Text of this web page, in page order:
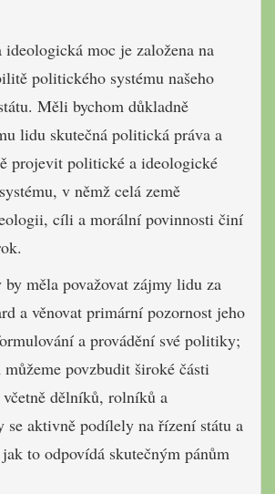
moc je založena na
politického systému našeho
Měli bychom důkladně
lidu skutečná politická práva a
projevit politické a ideologické
v němž celá země
cíli a morální povinnosti činí
měla považovat zájmy lidu za
a věnovat primární pozornost jeho
a provádění své politiky;
povzbudit široké části
dělníků, rolníků a
se aktivně podílely na řízení státu a
to odpovídá skutečným pánům